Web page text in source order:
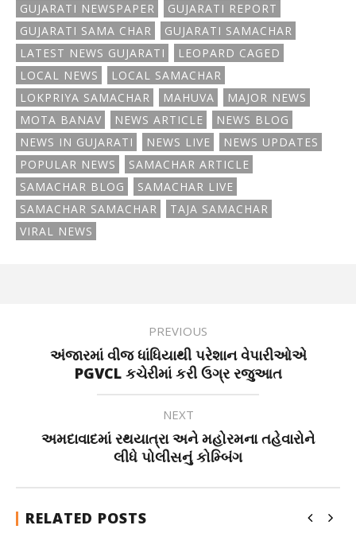
GUJARATI NEWSPAPER
GUJARATI REPORT
GUJARATI SAMA CHAR
GUJARATI SAMACHAR
LATEST NEWS GUJARATI
LEOPARD CAGED
LOCAL NEWS
LOCAL SAMACHAR
LOKPRIYA SAMACHAR
MAHUVA
MAJOR NEWS
MOTA BANAV
NEWS ARTICLE
NEWS BLOG
NEWS IN GUJARATI
NEWS LIVE
NEWS UPDATES
POPULAR NEWS
SAMACHAR ARTICLE
SAMACHAR BLOG
SAMACHAR LIVE
SAMACHAR SAMACHAR
TAJA SAMACHAR
VIRAL NEWS
PREVIOUS
અંજારમાં વીજ ધાંધિયાથી પરેશાન વેપારીઓએ
PGVCL કચેરીમાં કરી ઉગ્ર રજુઆત
NEXT
અમદાવાદમાં રથયાત્રા અને મહોરમના તહેવારોને
લીધે પોલીસનું કોમ્બિંગ
RELATED POSTS